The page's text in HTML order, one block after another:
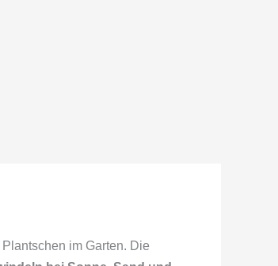
im Garten. Die